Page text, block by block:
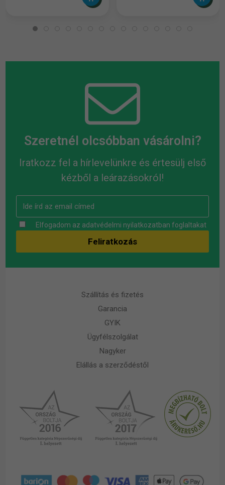
Szeretnél olcsóbban vásárolni?
Iratkozz fel a hírlevelünkre és értesülj első
kézből a leárazásokról!
Elfogadom az adatvédelmi nyilatkozatban foglaltakat
Szállítás és fizetés
Garancia
GYIK
Ügyfélszolgálat
Nagyker
Elállás a szerződéstől